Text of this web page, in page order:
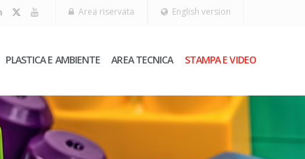
English version
Area riservata
PLASTICA E AMBIENTE AREA TECNICA STAMPA E VIDEO